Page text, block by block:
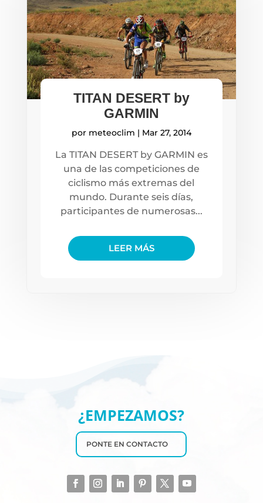
TITAN DESERT by
GARMIN
por meteoclim | Mar 27, 2014
La TITAN DESERT by GARMIN es
una de las competiciones de
ciclismo más extremas del
mundo. Durante seis días,
participantes de numerosas...
LEER MÁS
¿EMPEZAMOS?
PONTE EN CONTACTO